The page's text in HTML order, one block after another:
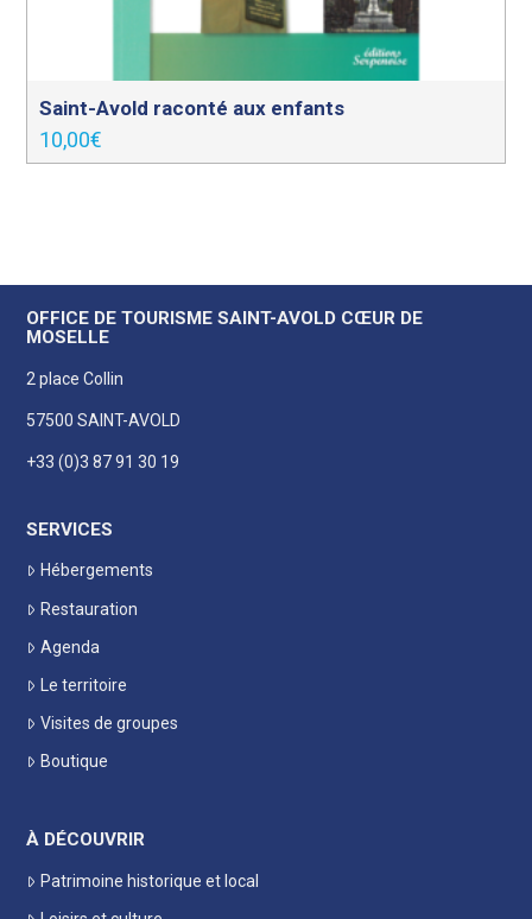
Saint-Avold raconté aux enfants
10,00€
OFFICE DE TOURISME SAINT-AVOLD CŒUR DE
MOSELLE
2 place Collin
57500 SAINT-AVOLD
+33 (0)3 87 91 30 19
SERVICES
Hébergements
Restauration
Agenda
Le territoire
Visites de groupes
Boutique
À DÉCOUVRIR
Patrimoine historique et local